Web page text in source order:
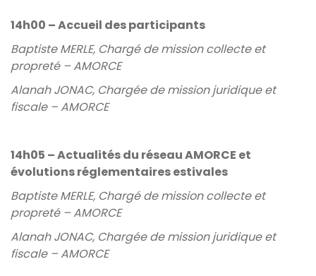
14h00 – Accueil des participants
Baptiste MERLE, Chargé de mission collecte et
propreté – AMORCE
Alanah JONAC, Chargée de mission juridique et
fiscale – AMORCE
14h05 – Actualités du réseau AMORCE et
évolutions réglementaires estivales
Baptiste MERLE, Chargé de mission collecte et
propreté – AMORCE
Alanah JONAC, Chargée de mission juridique et
fiscale – AMORCE